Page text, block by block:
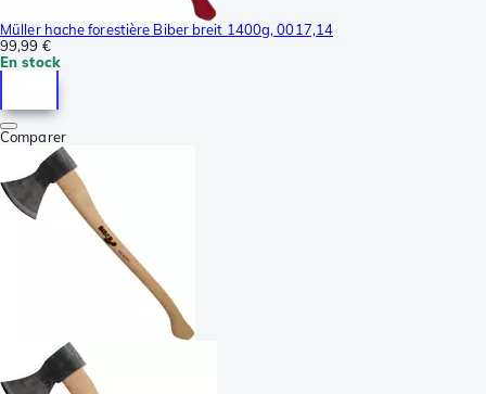
Müller hache forestière Biber breit 1400g, 0017,14
99,99 €
En stock
Comparer